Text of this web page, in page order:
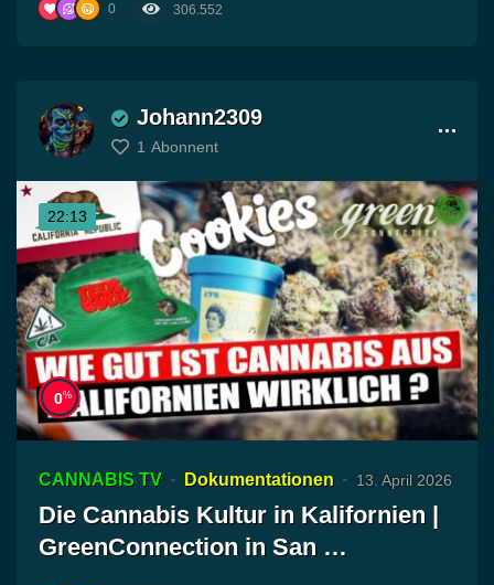
0 306.552
Johann2309
1 Abonnent
22:13
0%
CANNABIS TV Dokumentationen 13. April 2026
Die Cannabis Kultur in Kalifornien |
GreenConnection in San …